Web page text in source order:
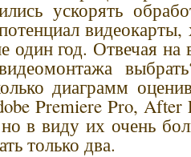
ускорять
видеокарты,
один год. Отвечая на
диаграмм
Premiere Pro, After
в виду их очень
только два.